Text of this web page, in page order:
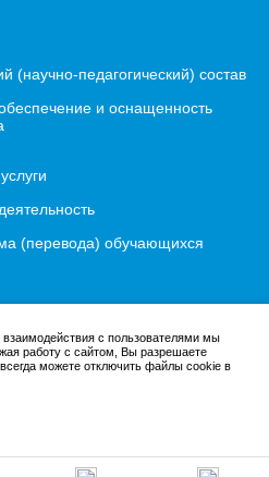
(научно-педагогический) состав
и оснащенность
(перевода) обучающихся
с пользователями мы
работу с сайтом, Вы разрешаете
можете отключить файлы cookie в